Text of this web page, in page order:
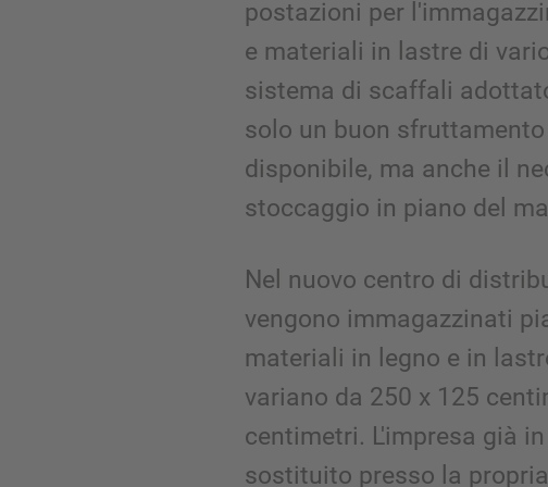
postazioni per
e materiali in lastre di
sistema di scaffali
solo un buon sfruttamento
disponibile, ma anche il
stoccaggio in piano del
Nel nuovo centro di
vengono immagazzinati
materiali in legno e in
variano da 250 x 125
centimetri. L'impresa già
sostituito presso la